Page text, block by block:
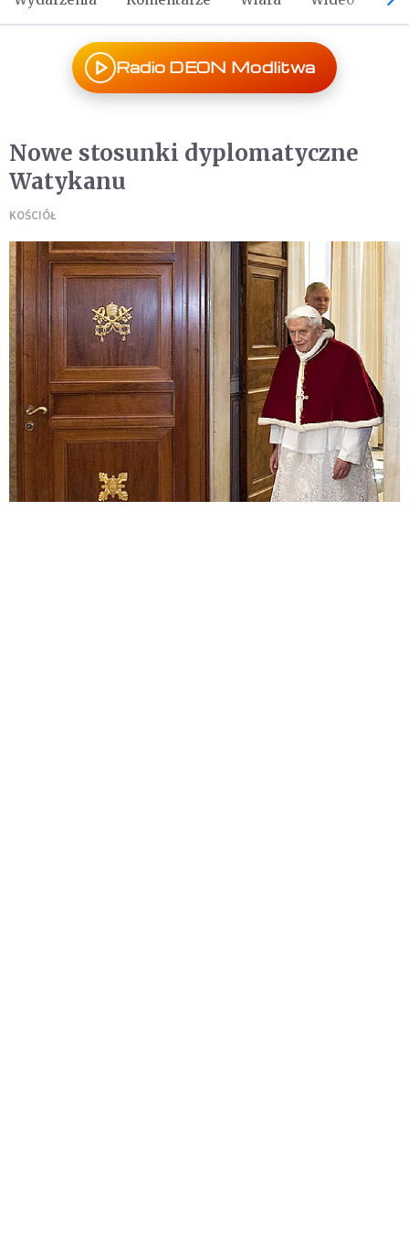
Radio DEON Modlitwa
Nowe stosunki dyplomatyczne
Watykanu
KOŚCIÓŁ